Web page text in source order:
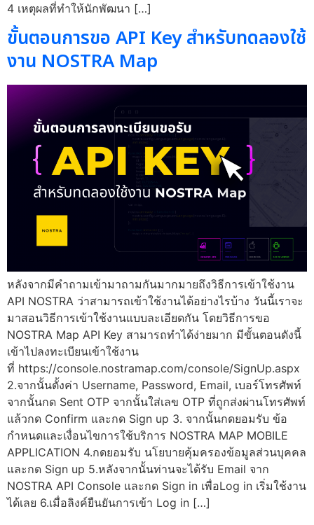
4 เหตุผลที่ทำให้นักพัฒนา […]
ขั้นตอนการขอ API Key สำหรับทดลองใช้
งาน NOSTRA Map
หลังจากมีคำถามเข้ามาถามกันมากมายถึงวิธีการเข้าใช้งาน
API NOSTRA ว่าสามารถเข้าใช้งานได้อย่างไรบ้าง วันนี้เราจะ
มาสอนวิธีการเข้าใช้งานแบบละเอียดกัน โดยวิธีการขอ
NOSTRA Map API Key สามารถทำได้ง่ายมาก มีขั้นตอนดังนี้
เข้าไปลงทะเบียนเข้าใช้งาน
ที่ https://console.nostramap.com/console/SignUp.aspx
2.จากนั้นตั้งค่า Username, Password, Email, เบอร์โทรศัพท์
จากนั้นกด Sent OTP จากนั้นใส่เลข OTP ที่ถูกส่งผ่านโทรศัพท์
แล้วกด Confirm และกด Sign up 3. จากนั้นกดยอมรับ ข้อ
กำหนดและเงื่อนไขการใช้บริการ NOSTRA MAP MOBILE
APPLICATION 4.กดยอมรับ นโยบายคุ้มครองข้อมูลส่วนบุคคล
และกด Sign up 5.หลังจากนั้นท่านจะได้รับ Email จาก
NOSTRA API Console และกด Sign in เพื่อLog in เริ่มใช้งาน
ได้เลย 6.เมื่อลิงค์ยืนยันการเข้า Log in […]